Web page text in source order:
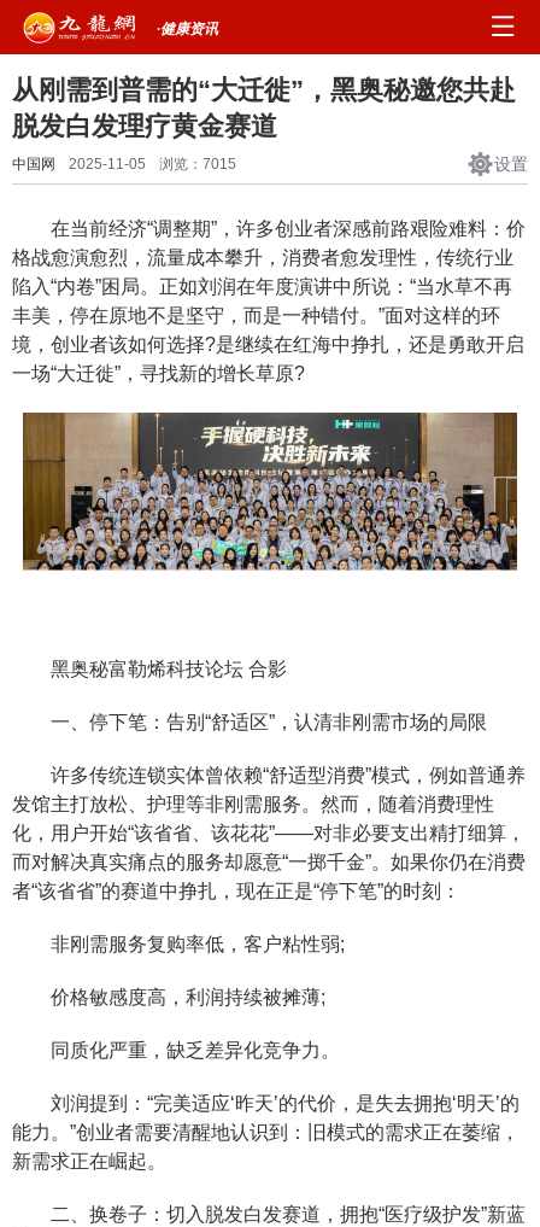
·健康资讯
从刚需到普需的“大迁徙”，黑奥秘邀您共赴
脱发白发理疗黄金赛道
中国网 2025-11-05 浏览： 7015 设置
在当前经济“调整期”，许多创业者深感前路艰险难料：价
格战愈演愈烈，流量成本攀升，消费者愈发理性，传统行业
陷入“内卷”困局。正如刘润在年度演讲中所说：“当水草不再
丰美，停在原地不是坚守，而是一种错付。”面对这样的环
境，创业者该如何选择?是继续在红海中挣扎，还是勇敢开启
一场“大迁徙”，寻找新的增长草原?
黑奥秘富勒烯科技论坛 合影
一、停下笔：告别“舒适区”，认清非刚需市场的局限
许多传统连锁实体曾依赖“舒适型消费”模式，例如普通养
发馆主打放松、护理等非刚需服务。然而，随着消费理性
化，用户开始“该省省、该花花”——对非必要支出精打细算，
而对解决真实痛点的服务却愿意“一掷千金”。如果你仍在消费
者“该省省”的赛道中挣扎，现在正是“停下笔”的时刻：
非刚需服务复购率低，客户粘性弱;
价格敏感度高，利润持续被摊薄;
同质化严重，缺乏差异化竞争力。
刘润提到：“完美适应‘昨天’的代价，是失去拥抱‘明天’的
能力。”创业者需要清醒地认识到：旧模式的需求正在萎缩，
新需求正在崛起。
二、换卷子：切入脱发白发赛道，拥抱“医疗级护发”新蓝